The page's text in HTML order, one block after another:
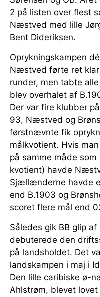
2 på listen over flest
Næstved med lille
Bent Dideriksen.
Oprykningskampen
Næstved førte ret
runder, men tabte
blev overhalet af
Der var fire klubber
93, Næstved og
førstnævnte fik
målkvotient. Hvis
på samme måde
kvotient) havde
Sjællænderne havde
end B.1903 og
scoret flere mål end
Således gik BB glip
debuterede den
på landsholdet. Det
landskampen i maj i
Den lille caribiske ø-
Ahlstrøm, blevet